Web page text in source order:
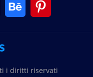
i diritti riservati